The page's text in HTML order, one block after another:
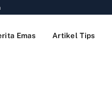
Emas Artikel Tips